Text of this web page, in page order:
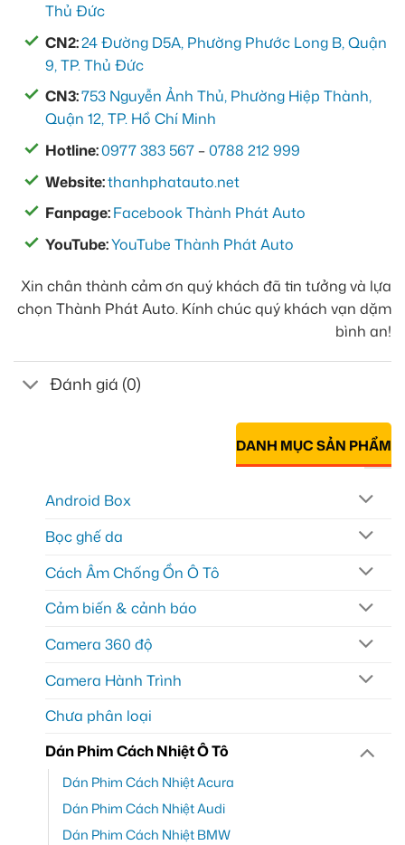
Thủ Đức
CN2:24 Đường D5A, Phường Phước Long B, Quận
9, TP. Thủ Đức
CN3:753 Nguyễn Ảnh Thủ, Phường Hiệp Thành,
Quận 12, TP. Hồ Chí Minh
Hotline:0977 383 567 –0788 212 999
Website:thanhphatauto.net
Fanpage:Facebook Thành Phát Auto
YouTube:YouTube Thành Phát Auto
Xin chân thành cảm ơn quý khách đã tin tưởng và lựa
chọn Thành Phát Auto. Kính chúc quý khách vạn dặm
bình an!
Đánh giá (0)
DANH MỤC SẢN PHẨM
Android Box
Bọc ghế da
Cách Âm Chống Ồn Ô Tô
Cảm biến & cảnh báo
Camera 360 độ
Camera Hành Trình
Chưa phân loại
Dán Phim Cách Nhiệt Ô Tô
Dán Phim Cách Nhiệt Acura
Dán Phim Cách Nhiệt Audi
Dán Phim Cách Nhiệt BMW